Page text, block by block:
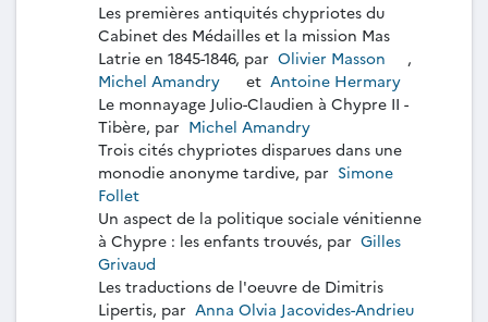
Les premières antiquités chypriotes du
Cabinet des Médailles et la mission Mas
Latrie en 1845-1846, par Olivier Masson
,
Michel Amandry
et Antoine Hermary
Le monnayage Julio-Claudien à Chypre II -
Tibère, par Michel Amandry
Trois cités chypriotes disparues dans une
monodie anonyme tardive, par Simone
Follet
Un aspect de la politique sociale vénitienne
à Chypre : les enfants trouvés, par Gilles
Grivaud
Les traductions de l'oeuvre de Dimitris
Lipertis, par Anna Olvia Jacovides-Andrieu